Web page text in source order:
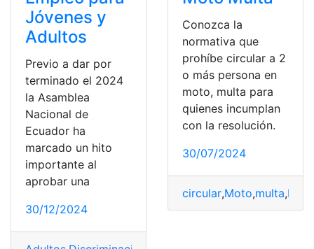
Jóvenes y
Adultos
Previo a dar por
terminado el 2024
la Asamblea
Nacional de
Ecuador ha
marcado un hito
importante al
aprobar una
30/12/2024
Conozca la
normativa que
prohíbe circular a 2
o más persona en
moto, multa para
quienes incumplan
con la resolución.
30/07/2024
circular,Moto,multa,